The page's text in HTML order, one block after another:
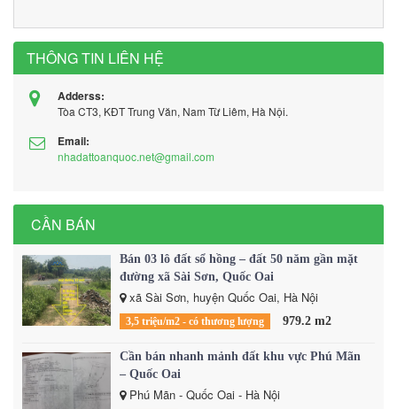
THÔNG TIN LIÊN HỆ
Adderss:
Tòa CT3, KĐT Trung Văn, Nam Từ Liêm, Hà Nội.
Email:
nhadattoanquoc.net@gmail.com
CẦN BÁN
Bán 03 lô đất sổ hồng – đất 50 năm gần mặt
đường xã Sài Sơn, Quốc Oai
xã Sài Sơn, huyện Quốc Oai, Hà Nội
3,5 triệu/m2 - có thương lượng 979.2 m2
Cần bán nhanh mảnh đất khu vực Phú Mãn
– Quốc Oai
Phú Mãn - Quốc Oai - Hà Nội